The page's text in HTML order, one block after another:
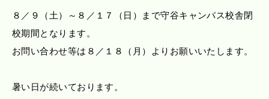
８／９（土）～８／１７（日）まで守谷キャンパス校舎閉
校期間となります。
お問い合わせ等は８／１８（月）よりお願いいたします。
暑い日が続いております。